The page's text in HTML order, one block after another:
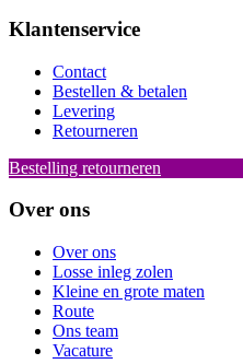
Klantenservice
Contact
Bestellen & betalen
Levering
Retourneren
Bestelling retourneren
Over ons
Over ons
Losse inleg zolen
Kleine en grote maten
Route
Ons team
Vacature